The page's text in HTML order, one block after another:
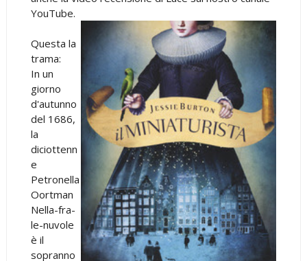
YouTube.
Questa la
trama:
In un
giorno
d'autunno
del 1686,
la
diciottenn
e
Petronella
Oortman
Nella-fra-
le-nuvole
è il
sopranno